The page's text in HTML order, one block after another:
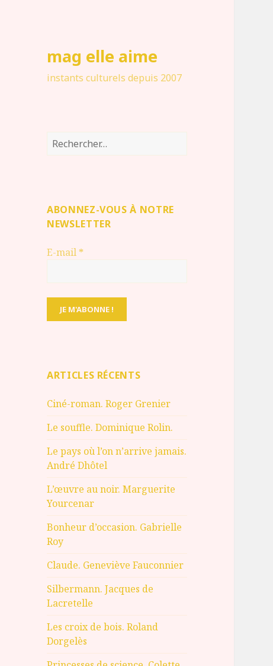
mag elle aime
instants culturels depuis 2007
Rechercher :
ABONNEZ-VOUS À NOTRE
NEWSLETTER
E-mail *
ARTICLES RÉCENTS
Ciné-roman. Roger Grenier
Le souffle. Dominique Rolin.
Le pays où l’on n’arrive jamais.
André Dhôtel
L’œuvre au noir. Marguerite
Yourcenar
Bonheur d’occasion. Gabrielle
Roy
Claude. Geneviève Fauconnier
Silbermann. Jacques de
Lacretelle
Les croix de bois. Roland
Dorgelès